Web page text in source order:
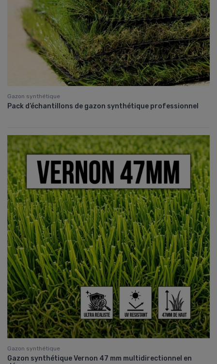
Gazon synthétique
Pack d’échantillons de gazon synthétique professionnel
Gazon synthétique
Gazon synthétique Vernon 47 mm multidirectionnel en